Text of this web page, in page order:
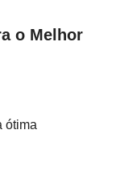
o Melhor
ótima